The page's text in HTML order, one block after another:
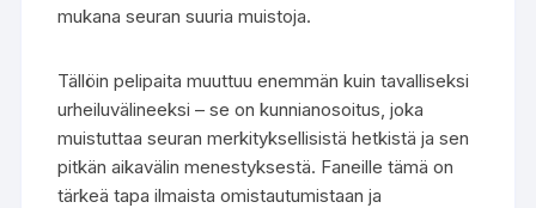
mukana seuran suuria muistoja.
Tällöin pelipaita muuttuu enemmän kuin tavalliseksi
urheiluvälineeksi – se on kunnianosoitus, joka
muistuttaa seuran merkityksellisistä hetkistä ja sen
pitkän aikavälin menestyksestä. Faneille tämä on
tärkeä tapa ilmaista omistautumistaan ja